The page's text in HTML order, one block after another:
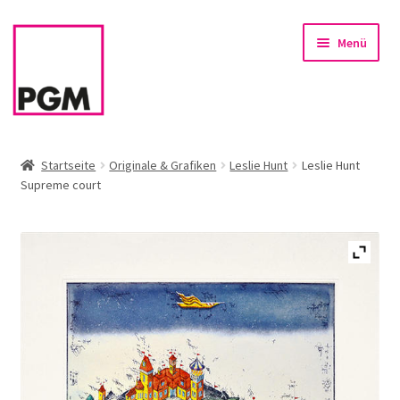
Zur
Zum
Menü
News
Sortiment
öffnen
Rahmen & Einrahmung
Firmenservice – Kunst für Büro, Praxis, Kanzlei
Referenzen
Startseite Originale & Grafiken Leslie Hunt
Leslie Hunt
Supreme court